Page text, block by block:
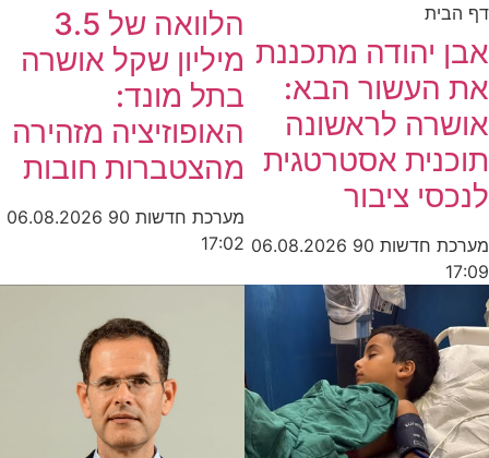
דף הבית
אבן יהודה מתכננת
את העשור הבא:
אושרה לראשונה
תוכנית אסטרטגית
לנכסי ציבור
מערכת חדשות 90
06.08.2026
17:09
הלוואה של 3.5
מיליון שקל אושרה
בתל מונד:
האופוזיציה מזהירה
מהצטברות חובות
מערכת חדשות 90
06.08.2026
17:02